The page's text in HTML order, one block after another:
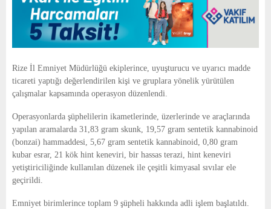
E
N
U
Rize İl Emniyet Müdürlüğü ekiplerince, uyuşturucu ve uyarıcı madde
ticareti yaptığı değerlendirilen kişi ve gruplara yönelik yürütülen
çalışmalar kapsamında operasyon düzenlendi.
Operasyonlarda şüphelilerin ikametlerinde, üzerlerinde ve araçlarında
yapılan aramalarda 31,83 gram skunk, 19,57 gram sentetik kannabinoid
(bonzai) hammaddesi, 5,67 gram sentetik kannabinoid, 0,80 gram
kubar esrar, 21 kök hint keneviri, bir hassas terazi, hint keneviri
yetiştiriciliğinde kullanılan düzenek ile çeşitli kimyasal sıvılar ele
geçirildi.
Emniyet birimlerince toplam 9 şüpheli hakkında adli işlem başlatıldı.